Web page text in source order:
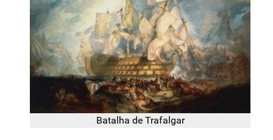
Batalha de Trafalgar